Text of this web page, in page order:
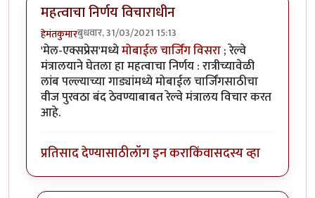
महत्वाचा निर्णय विचाराधीन
हेमंतकुमारबुधवार, 31/03/2021 15:13
'मेल-एक्सप्रेस'मध्येमोबाईल चार्जिंग विसरा; रेल्वे
मंत्रालयाने घेतला हा महत्वाचा निर्णय : रात्रीच्यावेळी
लांब पल्ल्याच्या गाड्यांमध्ये मोबाईल चार्जिंगसाठीचा
वीज पुरवठा बंद ठेवण्याबाबत रेल्वे मंत्रालय विचार करत
आहे.
प्रतिसाद देण्यासाठीलॉग इन कराकिंवासदस्य व्हा